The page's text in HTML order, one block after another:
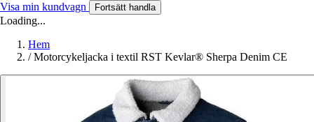
Visa min kundvagn Fortsätt handla
Loading...
Hem
/ Motorcykeljacka i textil RST Kevlar® Sherpa Denim CE